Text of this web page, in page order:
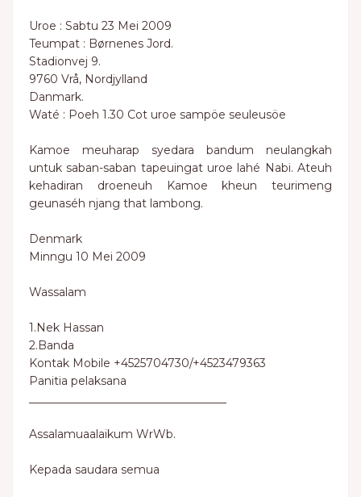
Uroe : Sabtu 23 Mei 2009
Teumpat : Børnenes Jord.
Stadionvej 9.
9760 Vrå, Nordjylland
Danmark.
Waté : Poeh 1.30 Cot uroe sampöe seuleusöe
Kamoe meuharap syedara bandum neulangkah
untuk saban-saban tapeuingat uroe lahé Nabi. Ateuh
kehadiran droeneuh Kamoe kheun teurimeng
geunaséh njang that lambong.
Denmark
Minngu 10 Mei 2009
Wassalam
1.Nek Hassan
2.Banda
Kontak Mobile +4525704730/+4523479363
Panitia pelaksana
Assalamuaalaikum WrWb.
Kepada saudara semua